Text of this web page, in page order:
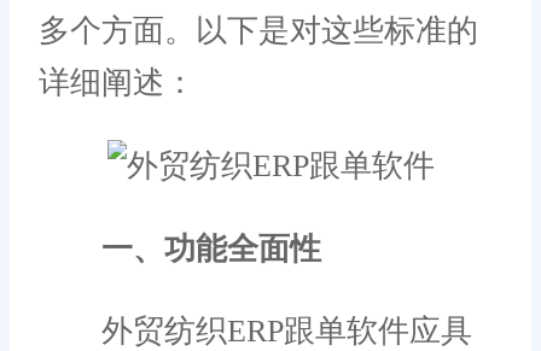
多个方面。以下是对这些标准的
详细阐述：
一、功能全面性
外贸纺织ERP跟单软件应具